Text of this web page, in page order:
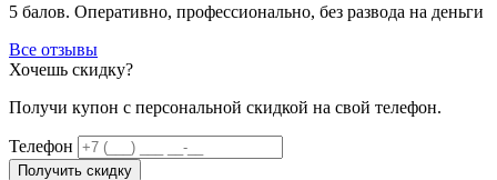
5 балов. Оперативно, профессионально, без развода на деньги
Все отзывы
Хочешь скидку?
Получи купон c персональной скидкой на свой телефон.
Телефон
Получить скидку